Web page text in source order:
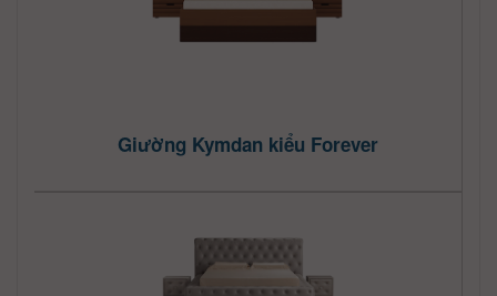
Giường Kymdan kiểu Forever